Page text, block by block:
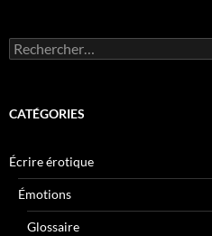
Rechercher :
CATÉGORIES
Écrire érotique
Émotions
Glossaire